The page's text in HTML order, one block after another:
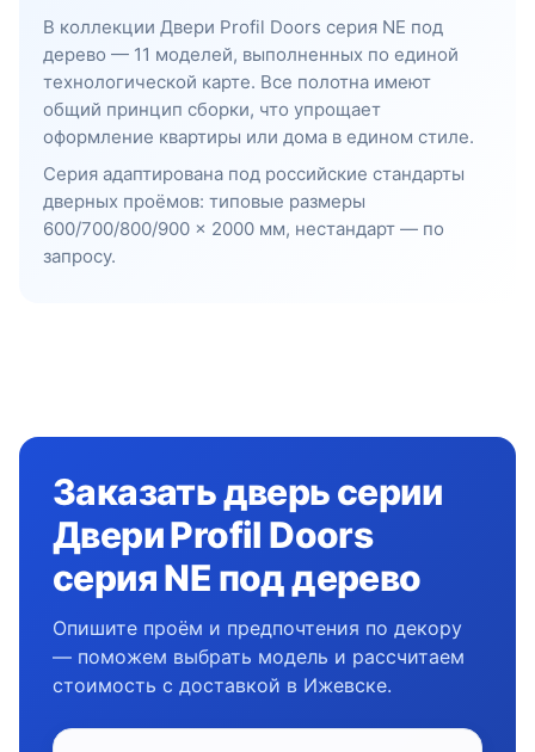
В коллекции Двери Profil Doors серия NE под
дерево — 11 моделей, выполненных по единой
технологической карте. Все полотна имеют
общий принцип сборки, что упрощает
оформление квартиры или дома в едином стиле.
Серия адаптирована под российские стандарты
дверных проёмов: типовые размеры
600/700/800/900 × 2000 мм, нестандарт — по
запросу.
Заказать дверь серии
Двери Profil Doors
серия NE под дерево
Опишите проём и предпочтения по декору
— поможем выбрать модель и рассчитаем
стоимость с доставкой в Ижевске.